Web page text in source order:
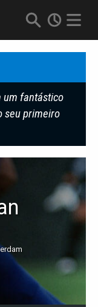
um fantástico
seu primeiro